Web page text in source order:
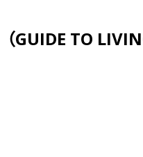
GUIDE TO